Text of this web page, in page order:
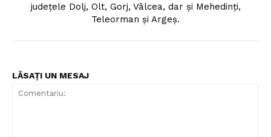
judeţele Dolj, Olt, Gorj, Vâlcea, dar şi Mehedinţi,
Teleorman şi Argeş.
LĂSAȚI UN MESAJ